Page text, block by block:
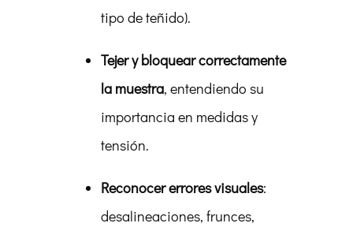
tipo de teñido).
Tejer y bloquear correctamente
la muestra, entendiendo su
importancia en medidas y
tensión.
Reconocer errores visuales:
desalineaciones, frunces,